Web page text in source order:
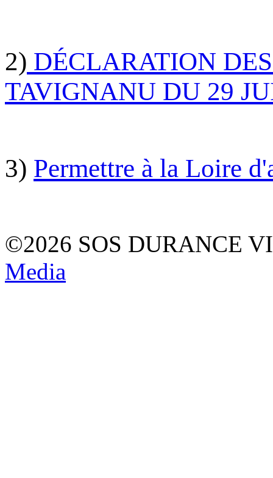
2) DÉCLARATION
TAVIGNANU DU 29
3) Permettre à la Loire
©2026 SOS DURANCE
Media